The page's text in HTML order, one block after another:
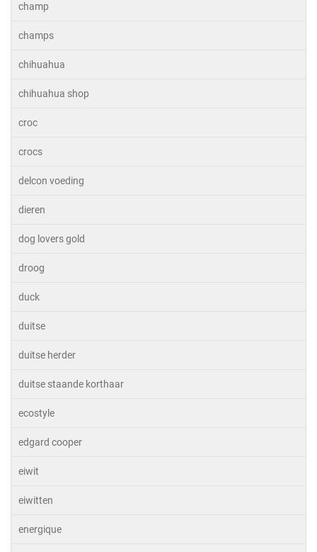
champ
champs
chihuahua
chihuahua shop
croc
crocs
delcon voeding
dieren
dog lovers gold
droog
duck
duitse
duitse herder
duitse staande korthaar
ecostyle
edgard cooper
eiwit
eiwitten
energique